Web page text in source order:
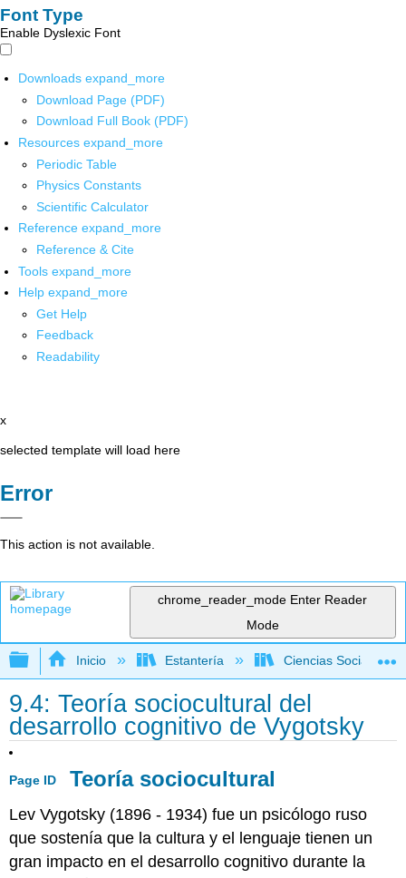
Font Type
Enable Dyslexic Font
Downloads expand_more
Download Page (PDF)
Download Full Book (PDF)
Resources expand_more
Periodic Table
Physics Constants
Scientific Calculator
Reference expand_more
Reference & Cite
Tools expand_more
Help expand_more
Get Help
Feedback
Readability
x
selected template will load here
Error
This action is not available.
chrome_reader_mode Enter Reader
Mode
Expandir/contraer jerarquía global
Inicio Estantería Ciencias Sociales
9.4: Teoría sociocultural del
desarrollo cognitivo de Vygotsky
Page ID Teoría sociocultural
Lev Vygotsky (1896 - 1934) fue un psicólogo ruso
que sostenía que la cultura y el lenguaje tienen un
gran impacto en el desarrollo cognitivo durante la